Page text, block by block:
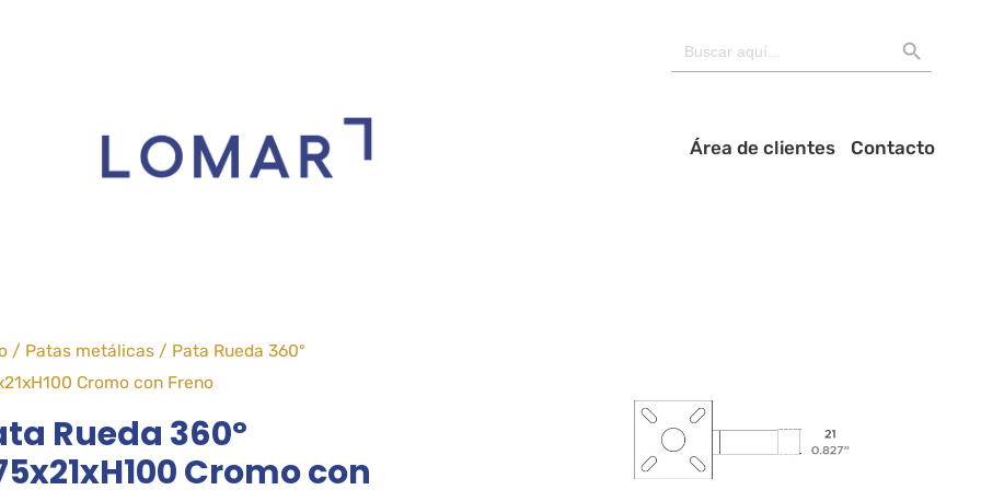
Área de clientes Contacto
/ Patas metálicas/ Pata Rueda 360º
Cromo con Freno
Rueda 360º
Cromo con